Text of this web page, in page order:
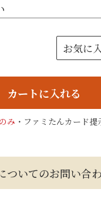
お気に
カートに入れる
み ・ファミたんカード提
ついてのお問い合